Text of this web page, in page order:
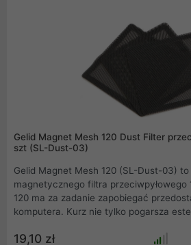
Gelid Magnet Mesh 120 Dust Filter
szt (SL-Dust-03)
Gelid Magnet Mesh 120 (SL-Dust-03)
magnetycznego filtra przeciwpyłowego
120 ma za zadanie zapobiegać
komputera. Kurz nie tylko pogarsza
wydajność chłodzenia, a także może
pojemności elektrycznej i przewodności,
19,10 zł